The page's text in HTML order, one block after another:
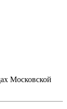
Московской